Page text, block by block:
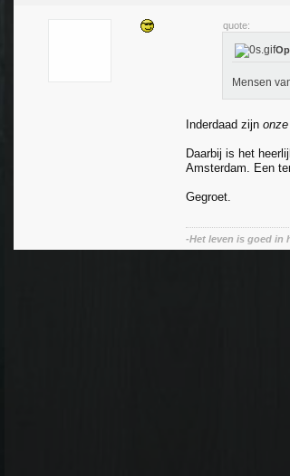
quote:
Op
Mensen
Inderdaad zijn onze
Daarbij is het
Amsterdam. Een
Gegroet.
-Het leven is goed in